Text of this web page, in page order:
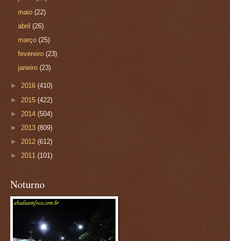
maio(22)
abril(26)
março(25)
fevereiro(23)
janeiro(23)
► 2016 (410)
► 2015 (422)
► 2014 (504)
► 2013 (809)
► 2012 (612)
► 2011 (101)
Noturno